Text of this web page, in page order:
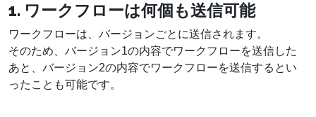
1. ワークフローは何個も送信可能
ワークフローは、バージョンごとに送信されます。
そのため、バージョン1の内容でワークフローを送信した
あと、バージョン2の内容でワークフローを送信するとい
ったことも可能です。